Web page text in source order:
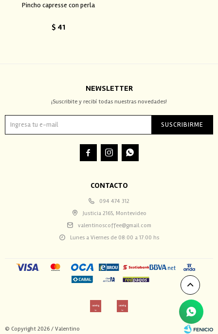
Pincho capresse con perla
$ 41
CONTACTO
094 474 312
Justicia 2165, Montevideo
valentinoscoffee@gmail.com
Lunes a Viernes de 08:00 a 17:00 hs
NEWSLETTER
¡Suscribite y recibí todas nuestras novedades!
SUSCRIBIRME
  
© Copyright 2026 / Valentino